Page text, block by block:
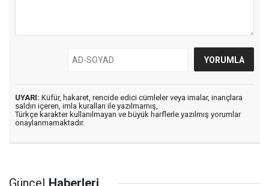
UYARI: Küfür, hakaret, rencide edici cümleler veya imalar, inançlara
saldırı içeren, imla kuralları ile yazılmamış,
Türkçe karakter kullanılmayan ve büyük harflerle yazılmış yorumlar
onaylanmamaktadır.